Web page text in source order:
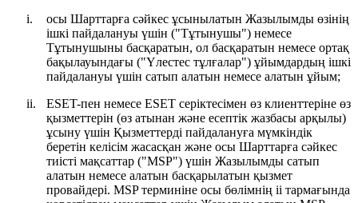
i.
осы Шарттарға сәйкес ұсынылатын Жазылымды өзінің
ішкі пайдалануы үшін ("Тұтынушы") немесе
Тұтынушыны басқаратын, ол басқаратын немесе ортақ
бақылауындағы ("Үлестес тұлғалар") ұйымдардың ішкі
пайдалануы үшін сатып алатын немесе алатын ұйым;
ii.
ESET-пен немесе ESET серіктесімен өз клиенттеріне өз
қызметтерін (өз атынан және есептік жазбасы арқылы)
ұсыну үшін Қызметтерді пайдалануға мүмкіндік
беретін келісім жасасқан және осы Шарттарға сәйкес
тиісті мақсаттар ("MSP") үшін Жазылымды сатып
алатын немесе алатын басқарылатын қызмет
провайдері. MSP терминіне осы бөлімнің ii тармағында